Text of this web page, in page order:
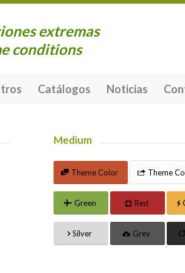
extremas
conditions
Catálogos Noticias
Medium
Theme Color Theme
Green Red
Silver Grey